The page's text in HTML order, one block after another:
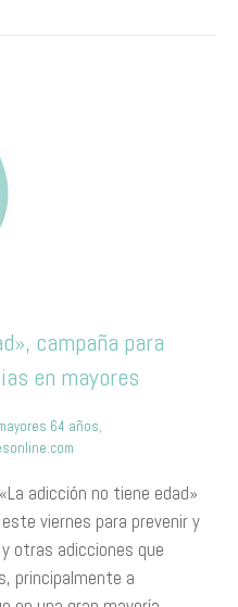
campaña para
en mayores
64 años,
adicción no tiene edad»
viernes para prevenir y
otras adicciones que
principalmente a